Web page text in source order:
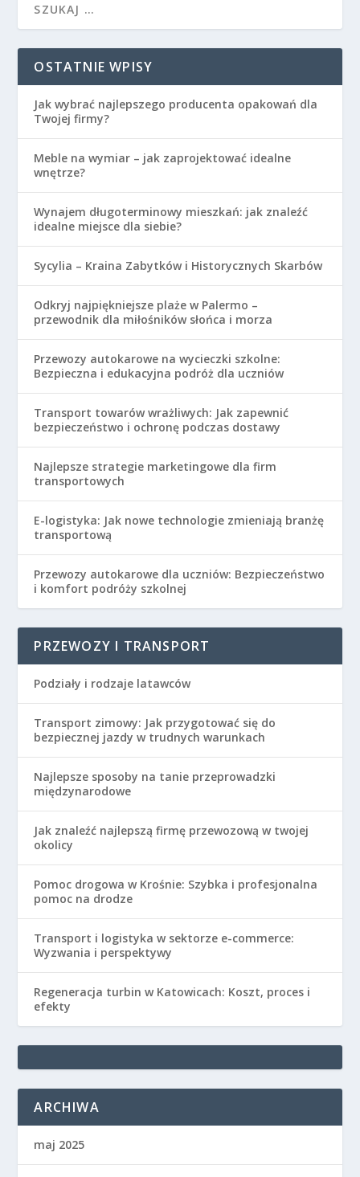
OSTATNIE WPISY
Jak wybrać najlepszego producenta opakowań dla
Twojej firmy?
Meble na wymiar – jak zaprojektować idealne
wnętrze?
Wynajem długoterminowy mieszkań: jak znaleźć
idealne miejsce dla siebie?
Sycylia – Kraina Zabytków i Historycznych Skarbów
Odkryj najpiękniejsze plaże w Palermo –
przewodnik dla miłośników słońca i morza
Przewozy autokarowe na wycieczki szkolne:
Bezpieczna i edukacyjna podróż dla uczniów
Transport towarów wrażliwych: Jak zapewnić
bezpieczeństwo i ochronę podczas dostawy
Najlepsze strategie marketingowe dla firm
transportowych
E-logistyka: Jak nowe technologie zmieniają branżę
transportową
Przewozy autokarowe dla uczniów: Bezpieczeństwo
i komfort podróży szkolnej
PRZEWOZY I TRANSPORT
Podziały i rodzaje latawców
Transport zimowy: Jak przygotować się do
bezpiecznej jazdy w trudnych warunkach
Najlepsze sposoby na tanie przeprowadzki
międzynarodowe
Jak znaleźć najlepszą firmę przewozową w twojej
okolicy
Pomoc drogowa w Krośnie: Szybka i profesjonalna
pomoc na drodze
Transport i logistyka w sektorze e-commerce:
Wyzwania i perspektywy
Regeneracja turbin w Katowicach: Koszt, proces i
efekty
ARCHIWA
maj 2025